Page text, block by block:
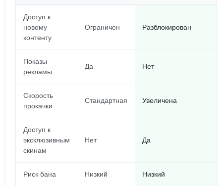
Доступ к
новому
контенту
Ограничен Разблокирован
Показы
рекламы
Да Нет
Скорость
прокачки
Стандартная Увеличена
Доступ к
эксклюзивным
скинам
Нет Да
Риск бана Низкий Низкий